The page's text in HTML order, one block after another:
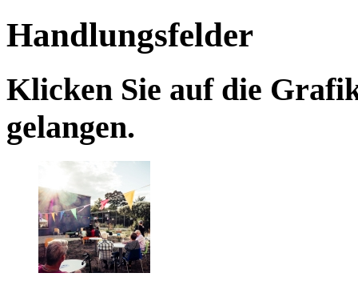
Handlungsfelder
Klicken Sie auf die
gelangen.